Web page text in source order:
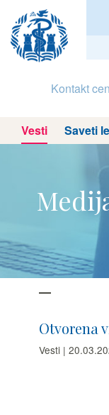
Kontakt
Vesti Saveti
Otvorena
Vesti |